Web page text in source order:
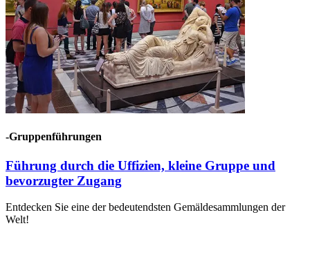
-Gruppenführungen
Führung durch die Uffizien, kleine Gruppe und
bevorzugter Zugang
Entdecken Sie eine der bedeutendsten Gemäldesammlungen der
Welt!